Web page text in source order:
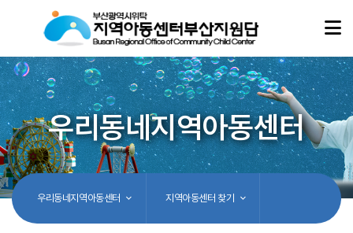
우리동네지역아동센터
우리동네지역아동센터 지역아동센터 찾기